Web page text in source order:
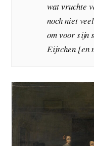
wat vruchte
noch niet
om voor sijn
Eijschen [en